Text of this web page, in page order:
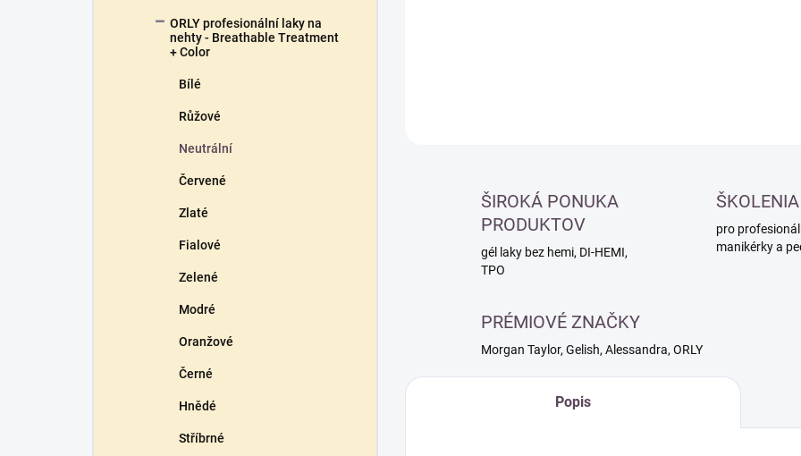
ORLY profesionální laky na
nehty - Breathable Treatment
+ Color
Bílé
Růžové
Neutrální
Červené
Zlaté
Fialové
Zelené
Modré
Oranžové
Černé
Hnědé
Stříbrné
ŠIROKÁ PONUKA
PRODUKTOV
gél laky bez hemi, DI-HEMI,
TPO
ŠKOLENIA
pro
manikérky a
PRÉMIOVÉ ZNAČKY
Morgan Taylor, Gelish, Alessandra, ORLY
Popis